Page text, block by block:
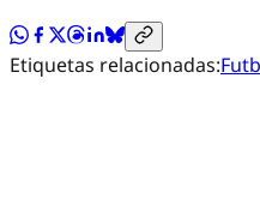
Etiquetas relacionadas: